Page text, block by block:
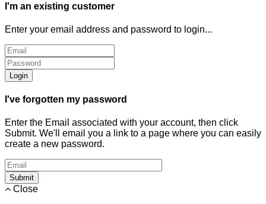
I'm an existing customer
Enter your email address and password to login...
Login
I've forgotten my password
Enter the Email associated with your account, then click
Submit. We'll email you a link to a page where you can easily
create a new password.
Submit
Close